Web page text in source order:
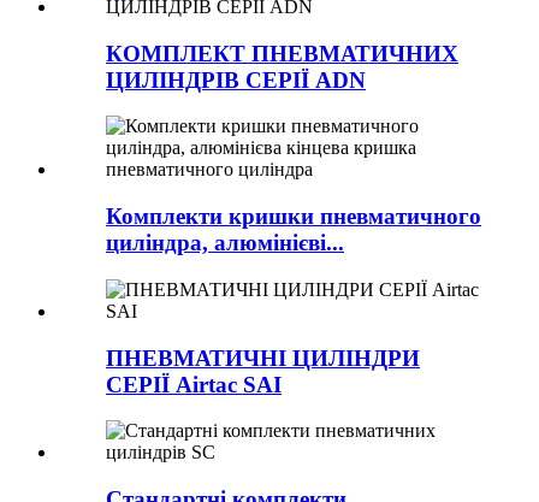
КОМПЛЕКТ ПНЕВМАТИЧНИХ
ЦИЛІНДРІВ СЕРІЇ ADN
Комплекти кришки пневматичного
циліндра, алюмінієві...
ПНЕВМАТИЧНІ ЦИЛІНДРИ
СЕРІЇ Airtac SAI